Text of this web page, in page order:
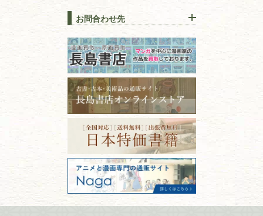
趣味・教養
書道
拓本・法帖・碑帖
篆刻・印譜
書道具
美術書・アート本・
デザイン本
カメラ・撮影術
版画・リトグラフ・
上手な売り方のコツを解説
古本の保管方法と劣化する原
因！適切な管理で長持ちさせ
るコツ
古本は汚れていると買取でき
ない？適切な保管方法とクリ
ーニング！
ISBNコードとは？書籍の識別
番号の意味と役割を解説
価値ある古書を売るポイント
と注意点
山梨県
新潟県
長野県
愛知県
石川県
福井県
福島県
富山県
青森県
岩手県
宮城県
秋田県
山形県
岐阜県
三重県
滋賀県
京都府
大阪府
兵庫県
奈良県
お問合わせ先
古本買取専門店 長島書店
〒101-0051
東京都千代田区神田神保町2-5-1
フリーダイヤル：0120-414-548
電話：03-3512-8115
FAX：03-3512-8116
古物商許可：東京都公安委員会 第
301028901712号
古物商名称：有限会社長島書店